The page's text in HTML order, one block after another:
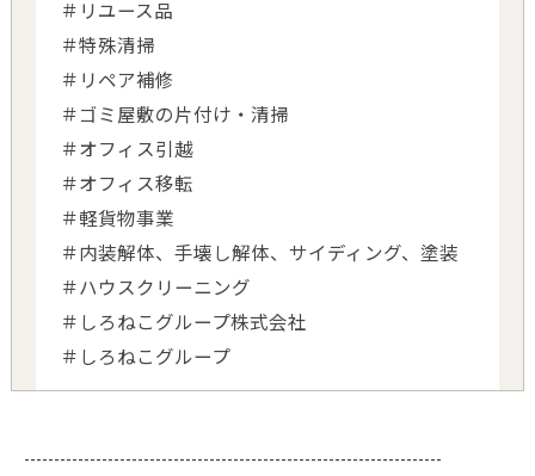
＃リユース品
＃特殊清掃
＃リペア補修
＃ゴミ屋敷の片付け・清掃
＃オフィス引越
＃オフィス移転
＃軽貨物事業
＃内装解体、手壊し解体、サイディング、塗装
＃ハウスクリーニング
＃しろねこグループ株式会社
＃しろねこグループ
----------------------------------------------------------------------